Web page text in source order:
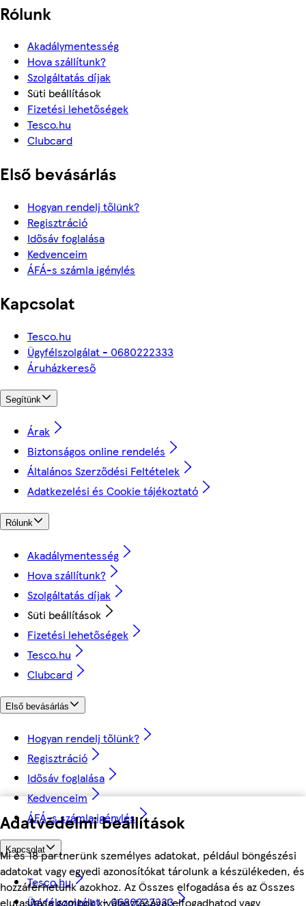
Adatvédelmi beállítások
Mi és 18 partnerünk személyes adatokat, például böngészési
adatokat vagy egyedi azonosítókat tárolunk a készülékeden, és
hozzáférhetünk azokhoz. Az Összes elfogadása és az Összes
elutasítása gombok kiválasztásával elfogadhatod vagy
Rólunk
Akadálymentesség
Hova szállítunk?
Szolgáltatás díjak
Süti beállítások
Fizetési lehetőségek
Tesco.hu
Clubcard
Első bevásárlás
Hogyan rendelj tőlünk?
Regisztráció
Idősáv foglalása
Kedvenceim
ÁFÁ-s számla igénylés
Kapcsolat
Tesco.hu
Ügyfélszolgálat - 0680222333
Áruházkereső
Segítünk
Árak
Biztonságos online rendelés
Általános Szerződési Feltételek
Adatkezelési és Cookie tájékoztató
Rólunk
Akadálymentesség
Hova szállítunk?
Szolgáltatás díjak
Süti beállítások
Fizetési lehetőségek
Tesco.hu
Clubcard
Első bevásárlás
Hogyan rendelj tőlünk?
Regisztráció
Idősáv foglalása
Kedvenceim
ÁFÁ-s számla igénylés
Kapcsolat
Tesco.hu
Ügyfélszolgálat - 0680222333